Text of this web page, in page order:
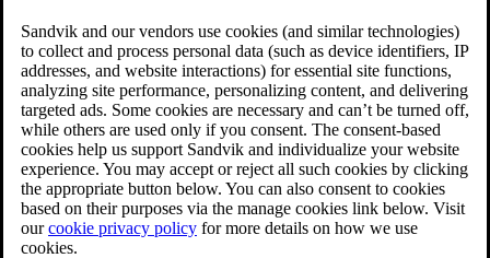
Sandvik and our vendors use cookies (and similar technologies)
to collect and process personal data (such as device identifiers, IP
addresses, and website interactions) for essential site functions,
analyzing site performance, personalizing content, and delivering
targeted ads. Some cookies are necessary and can’t be turned off,
while others are used only if you consent. The consent-based
cookies help us support Sandvik and individualize your website
experience. You may accept or reject all such cookies by clicking
the appropriate button below. You can also consent to cookies
based on their purposes via the manage cookies link below. Visit
ourcookie privacy policy for more details on how we use
cookies.